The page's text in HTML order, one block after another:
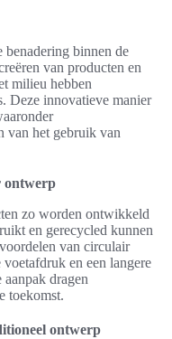
binnen de
van producten en
milieu hebben
Deze innovatieve manier
van het gebruik van
ontwerp
zo worden ontwikkeld
en gerecycled kunnen
van circulair
en een langere
dragen
toekomst.
ontwerp